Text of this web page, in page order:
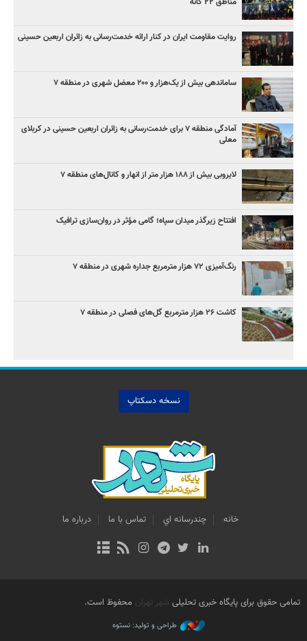
روایت مقاومت ایران در کنار ارائه خدمت‌رسانی به زائران اربعین حسینی
ساماندهی بیش از یک‌هزار و ۲۰۰ معضل شهری در منطقه ۷
آمادگی منطقه ۷ برای خدمت‌رسانی به زائران اربعین حسینی در کربلای
معلی
لایروبی بیش از ۱۸۸ هزار متر از انهار و کانال‌های منطقه ۷
افتتاح زیرگذر میدان سپاه؛ گامی مؤثر در روان‌سازی ترافیک
رنگ‌آمیزی ۷۲ هزار مترمربع جداره شهری در منطقه ۷
کاشت ۲۶ هزار مترمربع گل‌های فصلی در منطقه ۷
نسخه دسکتاپ
خانه چندرسانه اي تماس با ما درباره ما
تمامی حقوق برای پایگاه خبری تحلیلی شهر تهران محفوظ است.
طراحی و تولید: نستوه